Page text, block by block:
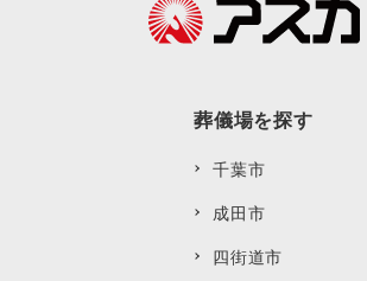
葬儀場を探す
千葉市
成田市
四街道市